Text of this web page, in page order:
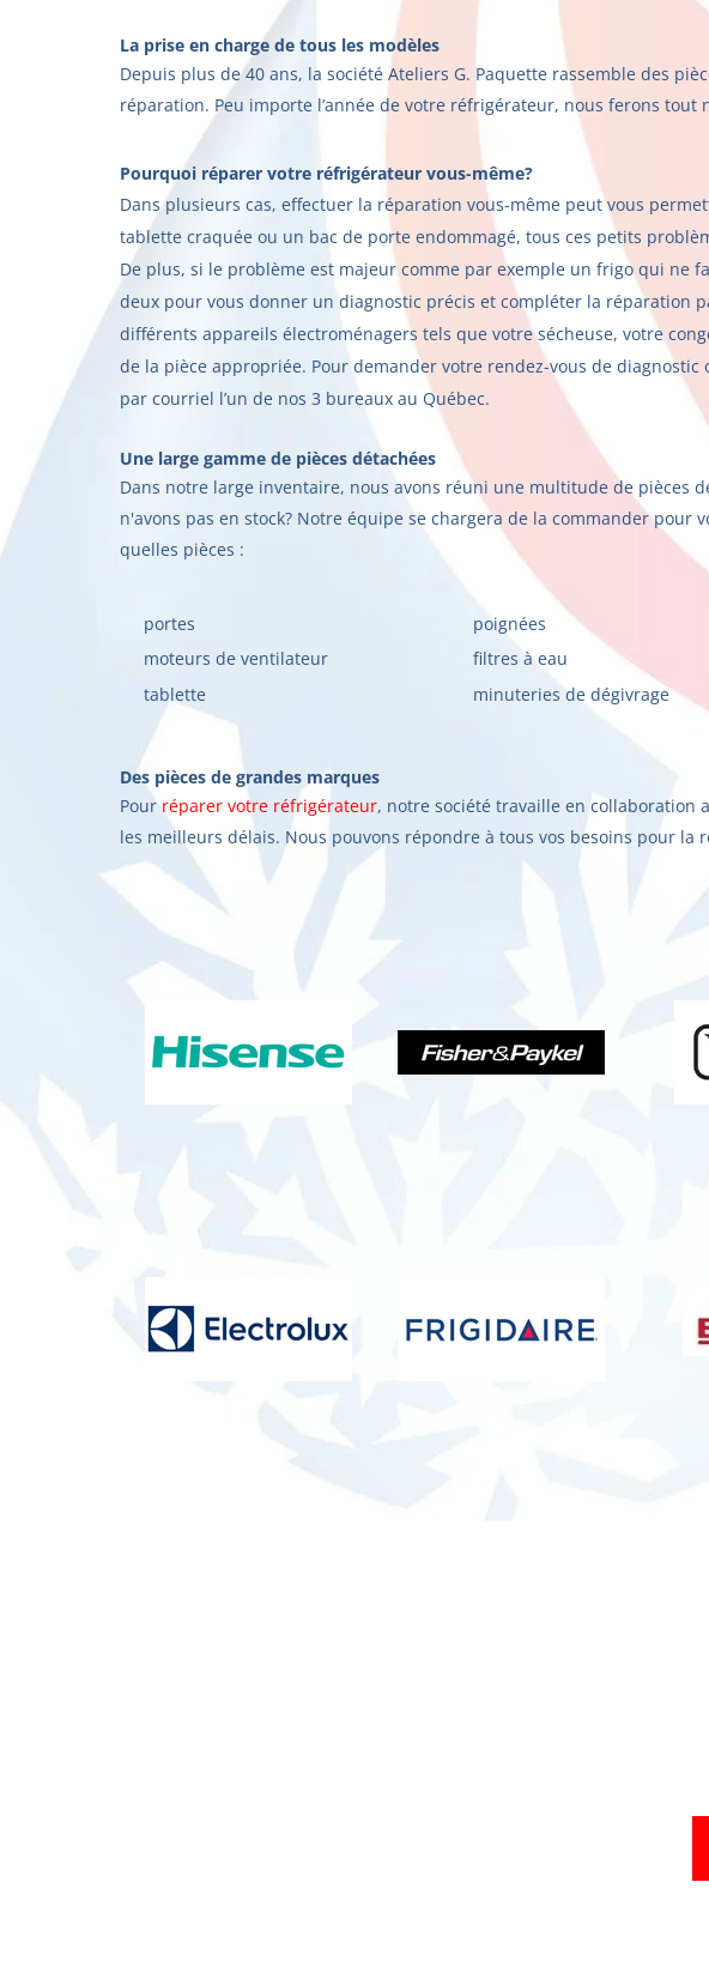
La prise en charge de tous les modèles
Depuis plus de 40 ans, la société Ateliers G. Paquette rassemble des
réparation. Peu importe l’année de votre réfrigérateur, nous ferons
Pourquoi réparer votre réfrigérateur vous-même?
Dans plusieurs cas, effectuer la réparation vous-même peut vous
tablette craquée ou un bac de porte endommagé, tous ces petits
De plus, si le problème est majeur comme par exemple un frigo qui
deux pour vous donner un diagnostic précis et compléter la réparation
différents appareils électroménagers tels que votre sécheuse, votre
de la pièce appropriée. Pour demander votre rendez-vous de
par courriel l’un de nos 3 bureaux au Québec.
Une large gamme de pièces détachées
Dans notre large inventaire, nous avons réuni une multitude de pièces
n'avons pas en stock? Notre équipe se chargera de la commander
quelles pièces :
portes poignées
moteurs de ventilateur
tablette
filtres à eau
minuteries de dégivrage
Des pièces de grandes marques
Pourréparer votre réfrigérateur, notre société travaille en collaboration
les meilleurs délais. Nous pouvons répondre à tous vos besoins pour